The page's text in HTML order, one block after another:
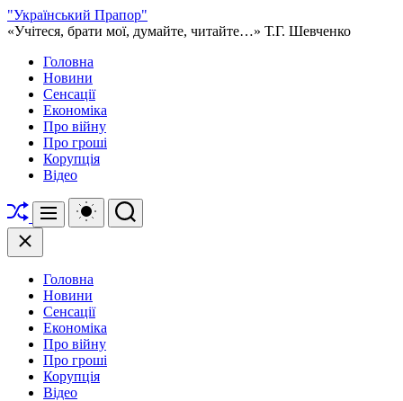
Перейти
до
"Український Прапор"
«Учітеся, брати мої, думайте, читайте…» Т.Г. Шевченко
Головна
Новини
Сенсації
Економіка
Про війну
Про гроші
Корупція
Відео
Перетасувати
Меню
Перемикач
кольорового
Пошук
Закрити
Головна
Новини
Сенсації
Економіка
Про війну
Про гроші
Корупція
Відео